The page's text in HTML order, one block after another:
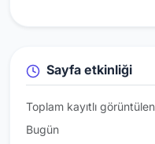
Sayfa etkinliği
Toplam kayıtlı
Bugün